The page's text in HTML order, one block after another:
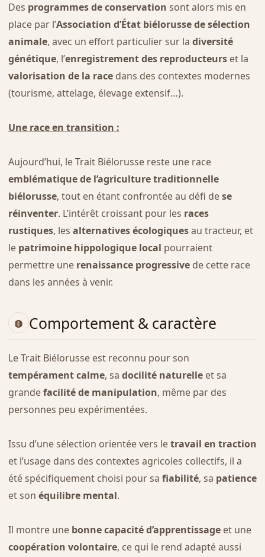
Des programmes de conservation sont alors mis en
place par l’Association d’État biélorusse de sélection
animale, avec un effort particulier sur la diversité
génétique, l’enregistrement des reproducteurset la
valorisation de la racedans des contextes modernes
(tourisme, attelage, élevage extensif…).
Une race en transition :
Aujourd’hui, le Trait Biélorusse reste une race
emblématique de l’agriculture traditionnelle
biélorusse, tout en étant confrontée au défi dese
réinventer. L’intérêt croissant pour les races
rustiques, les alternatives écologiquesau tracteur, et
le patrimoine hippologique local pourraient
permettre une renaissance progressivede cette race
dans les années à venir.
Comportement & caractère
Le Trait Biélorusse est reconnu pour son
tempérament calme, sa docilité naturelleet sa
grandefacilité de manipulation, même par des
personnes peu expérimentées.
Issu d’une sélection orientée vers letravail en traction
et l’usage dans des contextes agricoles collectifs, il a
été spécifiquement choisi pour sa fiabilité, sa patience
et son équilibre mental.
Il montre une bonne capacité d’apprentissageet une
coopération volontaire, ce qui le rend adapté aussi